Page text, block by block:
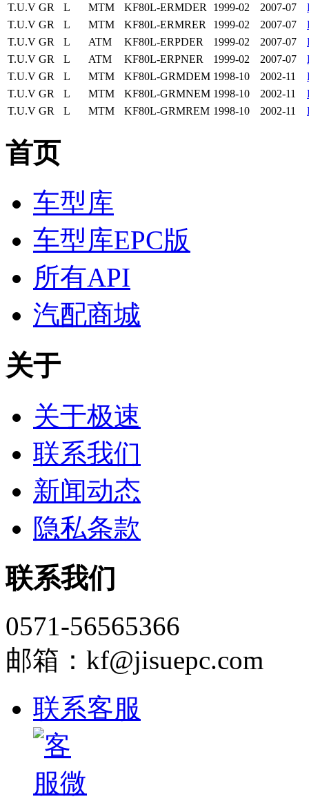
T.U.V GR L MTM KF80L-ERMDER 1999-02 2007-07
T.U.V GR L MTM KF80L-ERMRER 1999-02 2007-07
T.U.V GR L ATM KF80L-ERPDER 1999-02 2007-07
T.U.V GR L ATM KF80L-ERPNER 1999-02 2007-07
T.U.V GR L MTM KF80L-GRMDEM 1998-10 2002-11
T.U.V GR L MTM KF80L-GRMNEM 1998-10 2002-11
T.U.V GR L MTM KF80L-GRMREM 1998-10 2002-11
首页
车型库
车型库EPC版
所有API
汽配商城
关于
关于极速
联系我们
新闻动态
隐私条款
联系我们
0571-56565366
邮箱：kf@jisuepc.com
联系客服